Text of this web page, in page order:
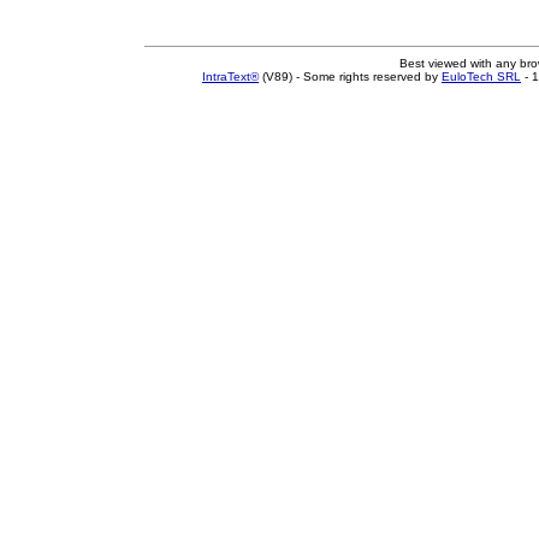
Best viewed with any
IntraText®(V89) - Some rights reserved by EuloTech SRL -